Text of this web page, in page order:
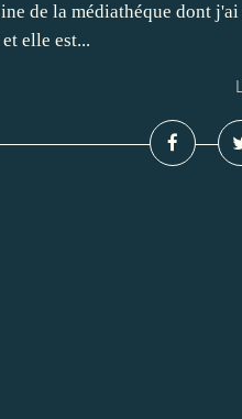
de la médiathéque dont
elle est...